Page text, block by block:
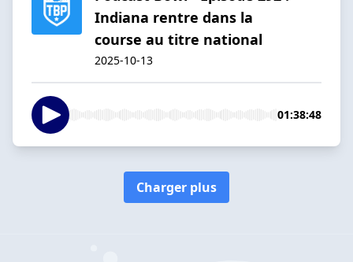
Indiana rentre dans la
course au titre national
2025-10-13
01:38:48
Charger plus